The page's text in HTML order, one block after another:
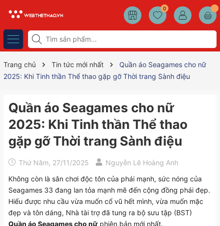
0
Trang chủ Tin tức mới nhất
Quần áo Seagames cho nữ
2025: Khi Tinh thần Thể thao gặp gỡ Thời trang Sành điệu
Quần áo Seagames cho nữ
2025: Khi Tinh thần Thể thao
gặp gỡ Thời trang Sành điệu
Thứ Năm, 27/11/2025
Nguyễn Lê Hoàng Anh
Không còn là sân chơi độc tôn của phái mạnh, sức nóng của
Seagames 33 đang lan tỏa mạnh mẽ đến cộng đồng phái đẹp.
Hiểu được nhu cầu vừa muốn cổ vũ hết mình, vừa muốn mặc
đẹp và tôn dáng, Nhà tài trợ đã tung ra bộ sưu tập (BST)
Quần áo Seagames cho nữ phiên bản mới nhất.